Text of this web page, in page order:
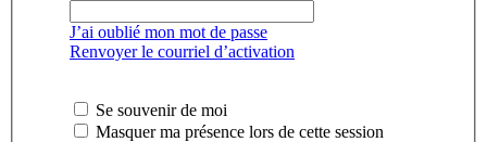
J’ai oublié mon mot de passe
Renvoyer le courriel d’activation
Se souvenir de moi
Masquer ma présence lors de cette session